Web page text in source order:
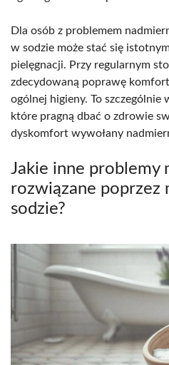
Dla osób z problemem
w sodzie może stać się
pielęgnacji. Przy regularnym
zdecydowaną poprawę
ogólnej higieny. To szczególnie
które pragną dbać o zdrowie
dyskomfort wywołany
Jakie inne problemy
rozwiązane poprzez
sodzie?